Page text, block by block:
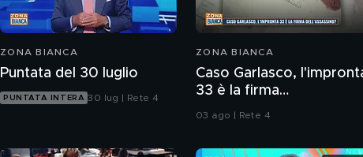
ZONA BIANCA
Puntata del 30 luglio
PUNTATA INTERA 30 lug | Rete 4
ZONA BIANCA
Caso Garlasco,
33 è la firma
dell'assassino?
03 ago | Rete 4